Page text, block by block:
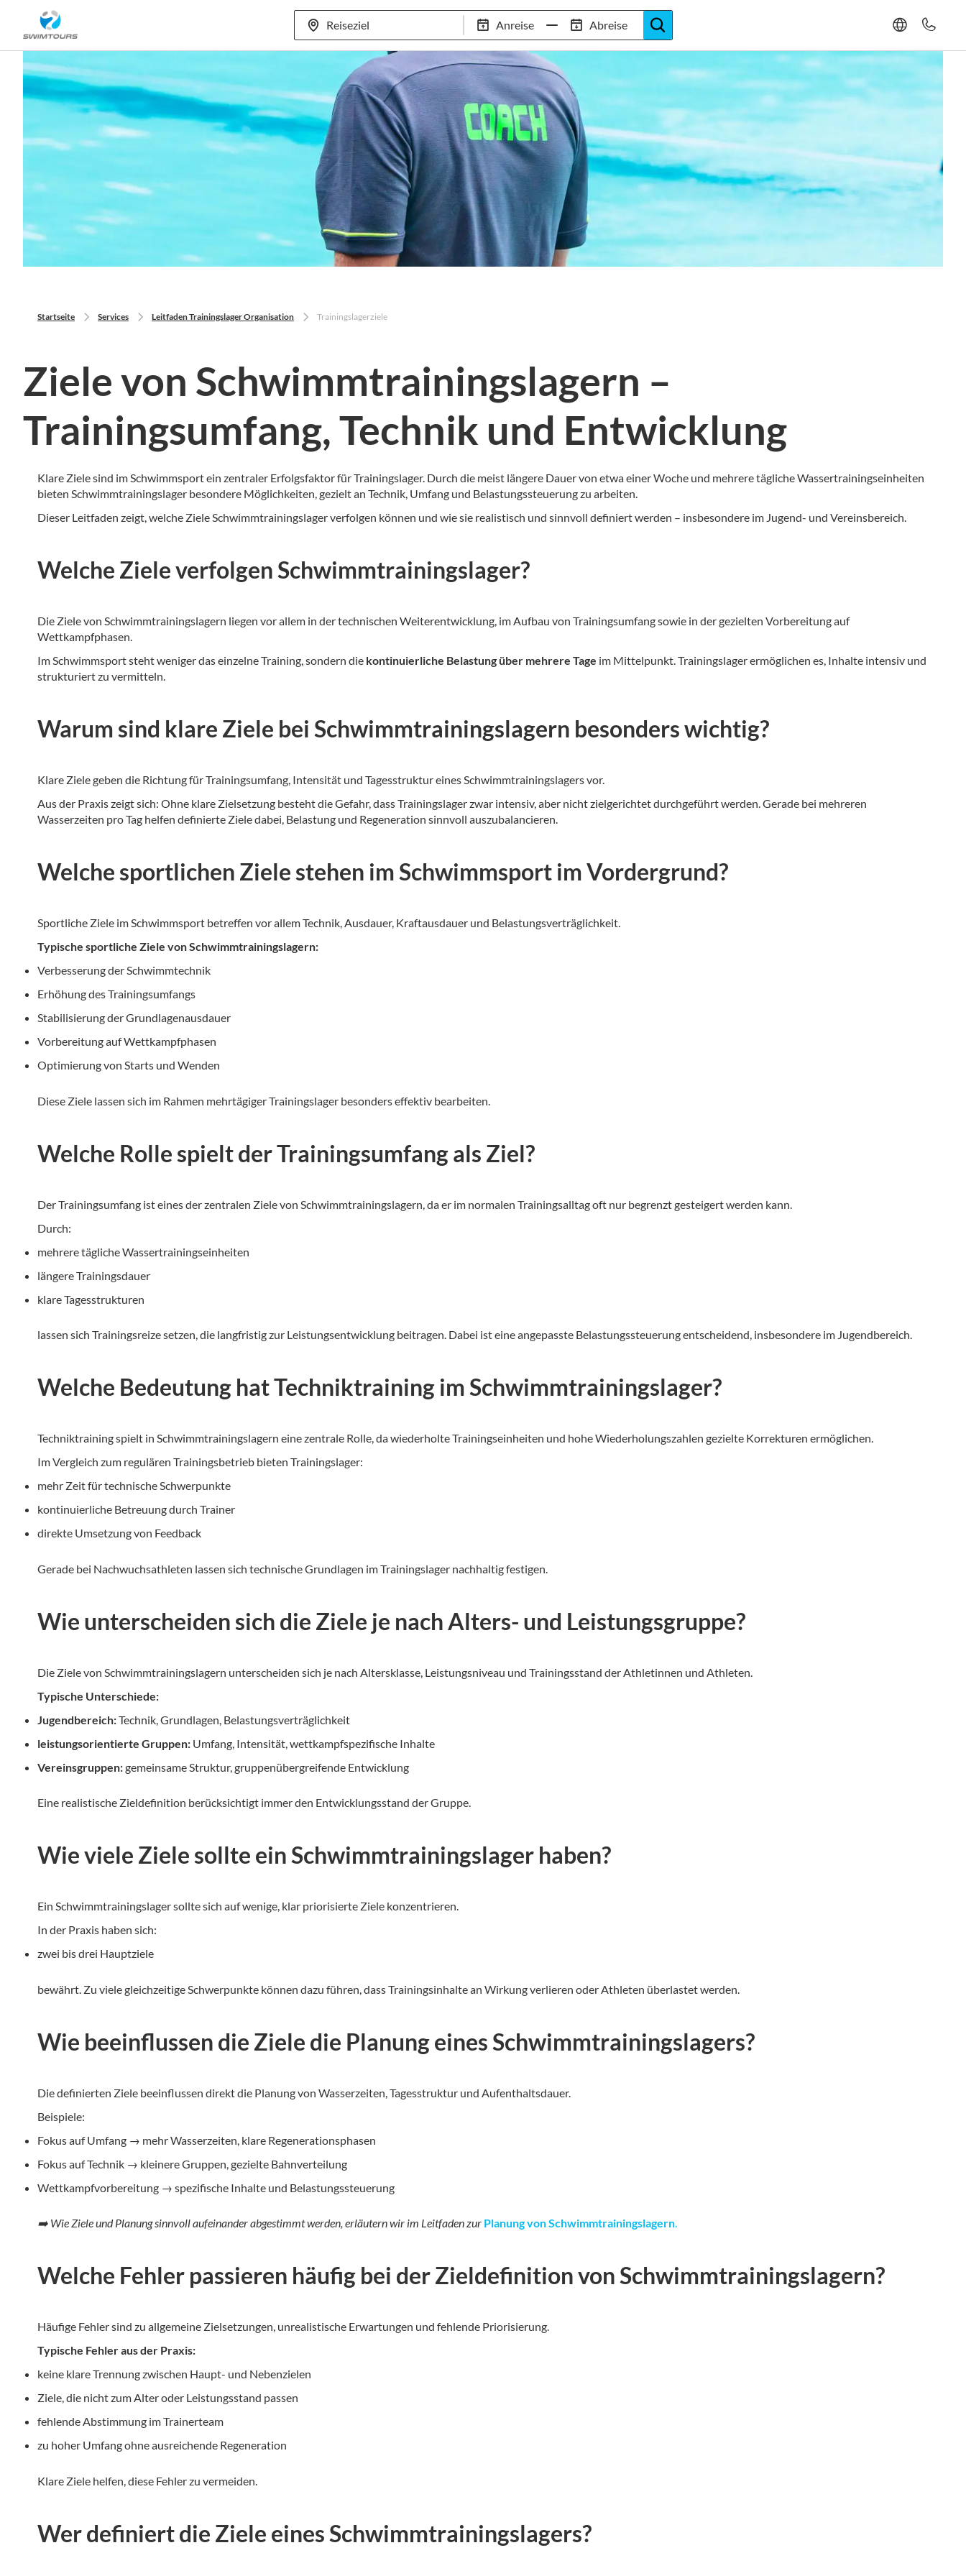
Anreise Abreise
Mehr als 80 Standorte 97,8% Weiterempfehlungsrate 20+ Jahre Trainingslager-Expertise
Startseite Services Leitfaden Trainingslager Organisation Trainingslagerziele
Ziele von Schwimmtrainingslagern –
Trainingsumfang, Technik und Entwicklung
Klare Ziele sind im Schwimmsport ein zentraler Erfolgsfaktor für Trainingslager. Durch die meist längere Dauer von etwa einer Woche und mehrere tägliche Wassertrainingseinheiten
bieten Schwimmtrainingslager besondere Möglichkeiten, gezielt an Technik, Umfang und Belastungssteuerung zu arbeiten.
Dieser Leitfaden zeigt, welche Ziele Schwimmtrainingslager verfolgen können und wie sie realistisch und sinnvoll definiert werden – insbesondere im Jugend- und Vereinsbereich.
Welche Ziele verfolgen Schwimmtrainingslager?
Die Ziele von Schwimmtrainingslagern liegen vor allem in der technischen Weiterentwicklung, im Aufbau von Trainingsumfang sowie in der gezielten Vorbereitung auf
Wettkampfphasen.
Im Schwimmsport steht weniger das einzelne Training, sondern die kontinuierliche Belastung über mehrere Tage im Mittelpunkt. Trainingslager ermöglichen es, Inhalte intensiv und
strukturiert zu vermitteln.
Warum sind klare Ziele bei Schwimmtrainingslagern besonders wichtig?
Klare Ziele geben die Richtung für Trainingsumfang, Intensität und Tagesstruktur eines Schwimmtrainingslagers vor.
Aus der Praxis zeigt sich: Ohne klare Zielsetzung besteht die Gefahr, dass Trainingslager zwar intensiv, aber nicht zielgerichtet durchgeführt werden. Gerade bei mehreren
Wasserzeiten pro Tag helfen definierte Ziele dabei, Belastung und Regeneration sinnvoll auszubalancieren.
Welche sportlichen Ziele stehen im Schwimmsport im Vordergrund?
Sportliche Ziele im Schwimmsport betreffen vor allem Technik, Ausdauer, Kraftausdauer und Belastungsverträglichkeit.
Typische sportliche Ziele von Schwimmtrainingslagern:
Verbesserung der Schwimmtechnik
Erhöhung des Trainingsumfangs
Stabilisierung der Grundlagenausdauer
Vorbereitung auf Wettkampfphasen
Optimierung von Starts und Wenden
Diese Ziele lassen sich im Rahmen mehrtägiger Trainingslager besonders effektiv bearbeiten.
Welche Rolle spielt der Trainingsumfang als Ziel?
Der Trainingsumfang ist eines der zentralen Ziele von Schwimmtrainingslagern, da er im normalen Trainingsalltag oft nur begrenzt gesteigert werden kann.
Durch:
mehrere tägliche Wassertrainingseinheiten
längere Trainingsdauer
klare Tagesstrukturen
lassen sich Trainingsreize setzen, die langfristig zur Leistungsentwicklung beitragen. Dabei ist eine angepasste Belastungssteuerung entscheidend, insbesondere im Jugendbereich.
Welche Bedeutung hat Techniktraining im Schwimmtrainingslager?
Techniktraining spielt in Schwimmtrainingslagern eine zentrale Rolle, da wiederholte Trainingseinheiten und hohe Wiederholungszahlen gezielte Korrekturen ermöglichen.
Im Vergleich zum regulären Trainingsbetrieb bieten Trainingslager:
mehr Zeit für technische Schwerpunkte
kontinuierliche Betreuung durch Trainer
direkte Umsetzung von Feedback
Gerade bei Nachwuchsathleten lassen sich technische Grundlagen im Trainingslager nachhaltig festigen.
Wie unterscheiden sich die Ziele je nach Alters- und Leistungsgruppe?
Die Ziele von Schwimmtrainingslagern unterscheiden sich je nach Altersklasse, Leistungsniveau und Trainingsstand der Athletinnen und Athleten.
Typische Unterschiede:
Jugendbereich:Technik, Grundlagen, Belastungsverträglichkeit
leistungsorientierte Gruppen: Umfang, Intensität, wettkampfspezifische Inhalte
Vereinsgruppen:gemeinsame Struktur, gruppenübergreifende Entwicklung
Eine realistische Zieldefinition berücksichtigt immer den Entwicklungsstand der Gruppe.
Wie viele Ziele sollte ein Schwimmtrainingslager haben?
Ein Schwimmtrainingslager sollte sich auf wenige, klar priorisierte Ziele konzentrieren.
In der Praxis haben sich:
zwei bis drei Hauptziele
bewährt. Zu viele gleichzeitige Schwerpunkte können dazu führen, dass Trainingsinhalte an Wirkung verlieren oder Athleten überlastet werden.
Wie beeinflussen die Ziele die Planung eines Schwimmtrainingslagers?
Die definierten Ziele beeinflussen direkt die Planung von Wasserzeiten, Tagesstruktur und Aufenthaltsdauer.
Beispiele:
Fokus auf Umfang → mehr Wasserzeiten, klare Regenerationsphasen
Fokus auf Technik → kleinere Gruppen, gezielte Bahnverteilung
Wettkampfvorbereitung → spezifische Inhalte und Belastungssteuerung
➡️ Wie Ziele und Planung sinnvoll aufeinander abgestimmt werden, erläutern wir im Leitfaden zur Planung von Schwimmtrainingslagern.
Welche Fehler passieren häufig bei der Zieldefinition von Schwimmtrainingslagern?
Häufige Fehler sind zu allgemeine Zielsetzungen, unrealistische Erwartungen und fehlende Priorisierung.
Typische Fehler aus der Praxis:
keine klare Trennung zwischen Haupt- und Nebenzielen
Ziele, die nicht zum Alter oder Leistungsstand passen
fehlende Abstimmung im Trainerteam
zu hoher Umfang ohne ausreichende Regeneration
Klare Ziele helfen, diese Fehler zu vermeiden.
Wer definiert die Ziele eines Schwimmtrainingslagers?